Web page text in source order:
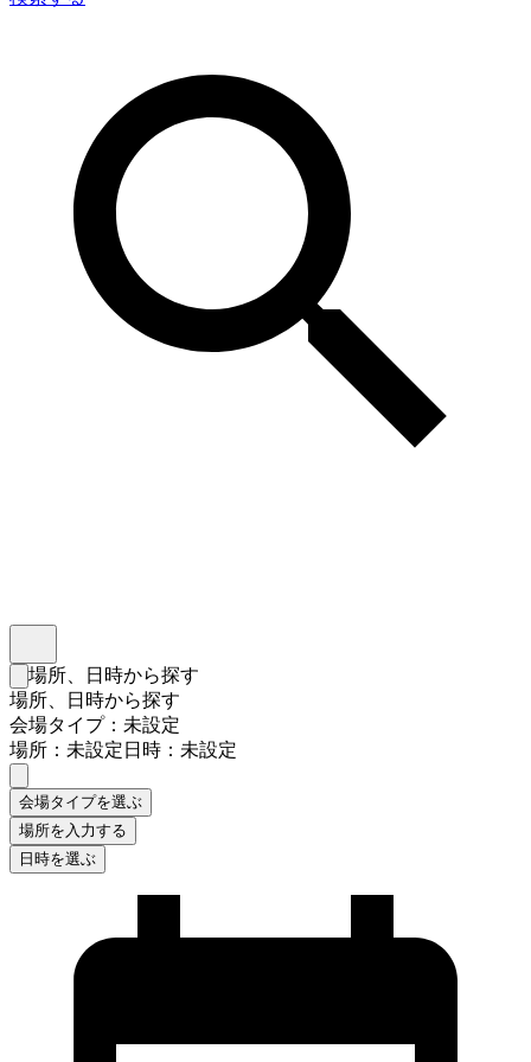
検索フォームを閉じる
場所、日時から探す
場所、日時から探す
会場タイプ：未設定
場所：未設定日時：未設定
会場タイプを選ぶ
場所を入力する
日時を選ぶ